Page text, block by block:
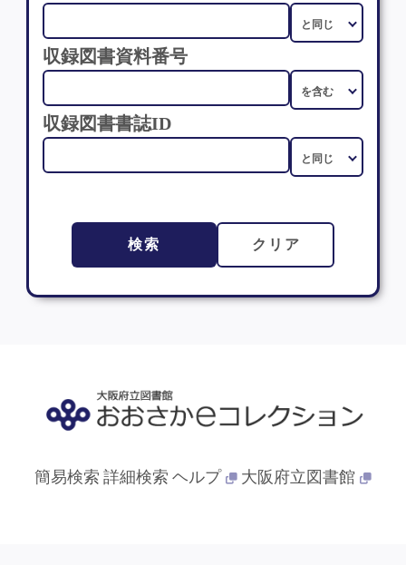
収録図書資料番号
収録図書書誌ID
検索 クリア
簡易検索 詳細検索 ヘルプ 大阪府立図書館